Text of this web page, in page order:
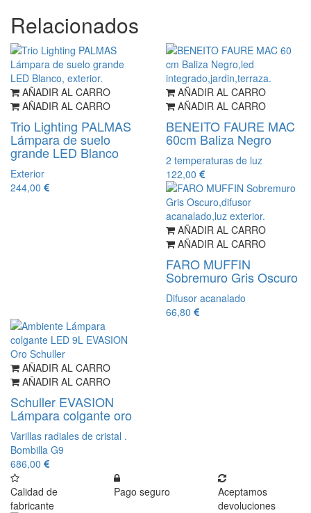
Relacionados
AÑADIR AL CARRO
AÑADIR AL CARRO
Trio Lighting PALMAS
Lámpara de suelo
grande LED Blanco
Exterior
244,00
AÑADIR AL CARRO
AÑADIR AL CARRO
BENEITO FAURE MAC
60cm Baliza Negro
2 temperaturas de luz
122,00
AÑADIR AL CARRO
AÑADIR AL CARRO
FARO MUFFIN
Sobremuro Gris Oscuro
Difusor acanalado
66,80
AÑADIR AL CARRO
AÑADIR AL CARRO
Schuller EVASION
Lámpara colgante oro
Varillas radiales de cristal .
Bombilla G9
686,00
Calidad de
fabricante
Pago seguro
Aceptamos
devoluciones